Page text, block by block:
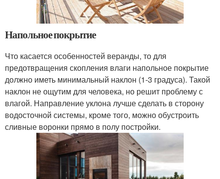
Напольное покрытие
Что касается особенностей веранды, то для
предотвращения скопления влаги напольное покрытие
должно иметь минимальный наклон (1-3 градуса). Такой
наклон не ощутим для человека, но решит проблему с
влагой. Направление уклона лучше сделать в сторону
водосточной системы, кроме того, можно обустроить
сливные воронки прямо в полу постройки.